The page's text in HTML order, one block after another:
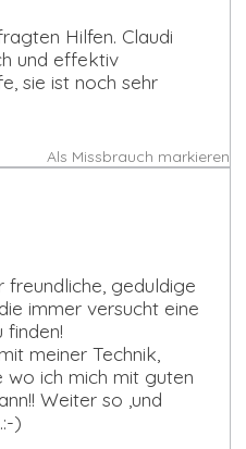
Hilfen. Claudi
und effektiv
sie ist noch sehr
Als Missbrauch markieren
freundliche, geduldige
immer versucht eine
finden!
meiner Technik,
wo ich mich mit guten
Weiter so ,und
)